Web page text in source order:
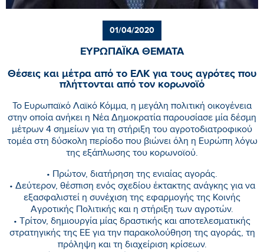
01/04/2020
ΕΥΡΩΠΑΪΚΑ ΘΕΜΑΤΑ
Θέσεις και μέτρα από το ΕΛΚ για τους αγρότες που
πλήττονται από τον κορωνοϊό
Το Ευρωπαϊκό Λαϊκό Κόμμα, η μεγάλη πολιτική οικογένεια
στην οποία ανήκει η Νέα Δημοκρατία παρουσίασε μία δέσμη
μέτρων 4 σημείων για τη στήριξη του αγροτοδιατροφικού
τομέα στη δύσκολη περίοδο που βιώνει όλη η Ευρώπη λόγω
της εξάπλωσης του κορωνοϊού.
• Πρώτον, διατήρηση της ενιαίας αγοράς.
• Δεύτερον, θέσπιση ενός σχεδίου έκτακτης ανάγκης για να
εξασφαλιστεί η συνέχιση της εφαρμογής της Κοινής
Αγροτικής Πολιτικής και η στήριξη των αγροτών.
• Τρίτον, δημιουργία μίας δραστικής και αποτελεσματικής
στρατηγικής της ΕΕ για την παρακολούθηση της αγοράς, τη
πρόληψη και τη διαχείριση κρίσεων.